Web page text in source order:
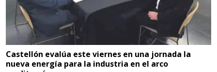
Castellón evalúa este viernes en una jornada la
nueva energía para la industria en el arco